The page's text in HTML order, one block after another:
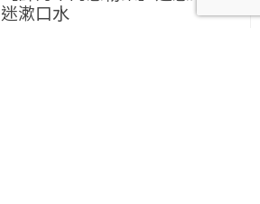
【許育華的戀物集】迷戀牙膏後